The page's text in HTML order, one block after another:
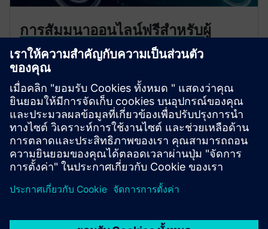
การสัมมนาออนไลน์ฟรีสำหรับผู้
เชี่ยวชาญด้าน Electrification
เพิ่มพูนความรู้ของคุณเกี่ยวกับเทคโนโลยีระบบป้องกัน
ระบบอัตโนมัติ และระบบจำหน่ายไฟฟ้าในปัจจุบัน การ
สัมมนาออนไลน์ของเรานำเสนอสถานการณ์ในชีวิตจริง
และข้อมูลเชิงลึกจากผู้เชี่ยวชาญ